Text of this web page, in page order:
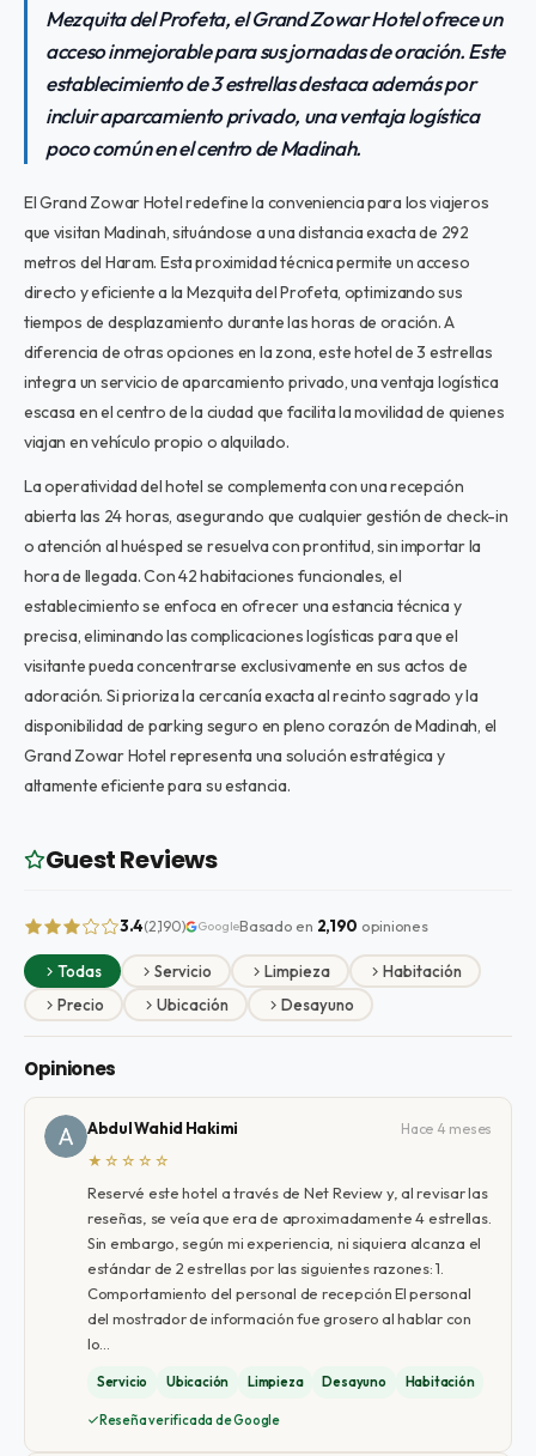
Mezquita del Profeta, el Grand Zowar Hotel ofrece un
acceso inmejorable para sus jornadas de oración. Este
establecimiento de 3 estrellas destaca además por
incluir aparcamiento privado, una ventaja logística
poco común en el centro de Madinah.
El Grand Zowar Hotel redefine la conveniencia para los viajeros
que visitan Madinah, situándose a una distancia exacta de 292
metros del Haram. Esta proximidad técnica permite un acceso
directo y eficiente a la Mezquita del Profeta, optimizando sus
tiempos de desplazamiento durante las horas de oración. A
diferencia de otras opciones en la zona, este hotel de 3 estrellas
integra un servicio de aparcamiento privado, una ventaja logística
escasa en el centro de la ciudad que facilita la movilidad de quienes
viajan en vehículo propio o alquilado.
La operatividad del hotel se complementa con una recepción
abierta las 24 horas, asegurando que cualquier gestión de check-in
o atención al huésped se resuelva con prontitud, sin importar la
hora de llegada. Con 42 habitaciones funcionales, el
establecimiento se enfoca en ofrecer una estancia técnica y
precisa, eliminando las complicaciones logísticas para que el
visitante pueda concentrarse exclusivamente en sus actos de
adoración. Si prioriza la cercanía exacta al recinto sagrado y la
disponibilidad de parking seguro en pleno corazón de Madinah, el
Grand Zowar Hotel representa una solución estratégica y
altamente eficiente para su estancia.
Guest Reviews
3.4(2,190) GoogleBasado en 2,190 opiniones
Todas Servicio Limpieza
Habitación
Precio
Ubicación Desayuno
Opiniones
Abdul Wahid Hakimi
Hace 4 meses
★☆☆☆☆
Reservé este hotel a través de Net Review y, al revisar las
reseñas, se veía que era de aproximadamente 4 estrellas.
Sin embargo, según mi experiencia, ni siquiera alcanza el
estándar de 2 estrellas por las siguientes razones: 1.
Comportamiento del personal de recepción El personal
del mostrador de información fue grosero al hablar con
lo…
Servicio Ubicación Limpieza Desayuno Habitación
Reseña verificada de Google